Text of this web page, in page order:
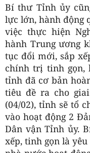
Bí thư Tỉnh ủy
lực lớn, hành động
việc thực hiện
hành Trung ương
tục đổi mới, sắp
chính trị tinh gọn,
tỉnh đã cơ bản
tiêu đề ra cho
(04/02), tỉnh sẽ tổ
vào hoạt động 2
Dân vận Tỉnh ủy.
xếp, tinh gọn là